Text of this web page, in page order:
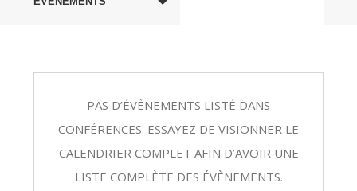
Évènements
PAS D’ÉVÈNEMENTS LISTÉ DANS
CONFÉRENCES. ESSAYEZ DE VISIONNER LE
CALENDRIER COMPLET AFIN D’AVOIR UNE
LISTE COMPLÈTE DES ÉVÈNEMENTS.